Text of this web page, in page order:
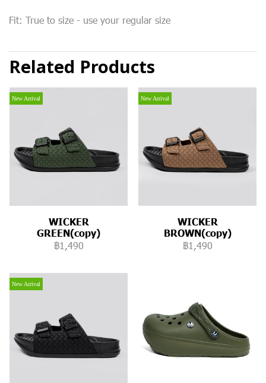
Fit: True to size - use your regular size
Related Products
New Arrival
WICKER
GREEN(copy)
฿1,490
New Arrival
WICKER
BROWN(copy)
฿1,490
New Arrival